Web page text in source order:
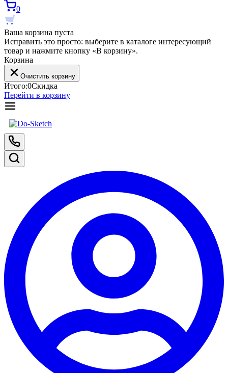
0
Ваша корзина пуста
Исправить это просто: выберите в каталоге интересующий
товар и нажмите кнопку «В корзину».
Корзина
Очистить корзину
Итого:0Скидка
Перейти в корзину